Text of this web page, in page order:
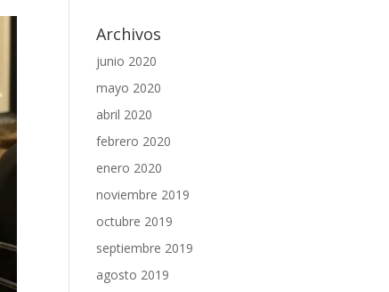
Archivos
junio 2020
mayo 2020
abril 2020
febrero 2020
enero 2020
noviembre 2019
octubre 2019
septiembre 2019
agosto 2019